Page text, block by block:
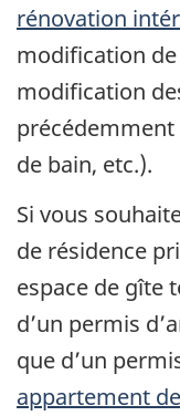
rénovation
modification
modification
précédemment
de bain, etc.).
Si vous
de résidence
espace de gîte
d’un permis
que d’un
appartement